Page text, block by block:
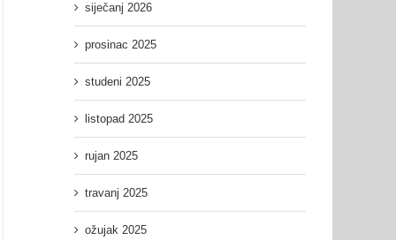
siječanj 2026
prosinac 2025
studeni 2025
listopad 2025
rujan 2025
travanj 2025
ožujak 2025